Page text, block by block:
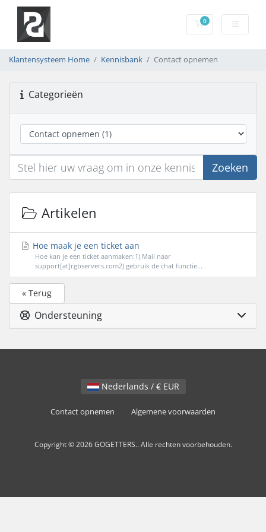
0Winkelwagen
Klantensysteem Home Kennisbank Contact opnemen
Categorieën
Zoeken
Artikelen
Hoe maak je een ticket aan
Hoe kan je een ticket aanmaken:1) Mail naar
support[at]rgbservers.com2) gebruik de chat functie...
« Terug
Ondersteuning
Nederlands / € EUR
Contact opnemen Algemene voorwaarden
Copyright © 2026 GOGETTERS.. Alle rechten voorbehouden.